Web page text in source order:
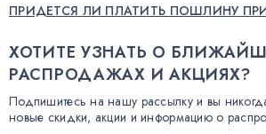
ПРИДЕТСЯ ЛИ ПЛАТИТЬ ПОШЛИНУ
ХОТИТЕ УЗНАТЬ О
РАСПРОДАЖАХ И АКЦИЯХ?
Подпишитесь на нашу рассылку и вы
новые скидки, акции и информацию о